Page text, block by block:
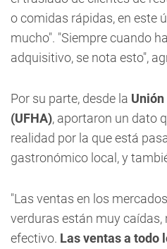
o comidas rápidas, en este
mucho". "Siempre cuando
adquisitivo, se nota esto",
Por su parte, desde la
(UFHA), aportaron un dato
realidad por la que está
gastronómico local, y
"Las ventas en los
verduras están muy caídas,
efectivo. Las ventas a todo